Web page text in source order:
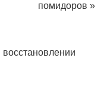
помидоров »